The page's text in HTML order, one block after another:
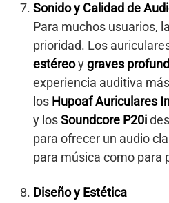
Sonido y Calidad de
Para muchos usuarios,
prioridad. Los
estéreoygraves
experiencia auditiva
los Hupoaf Auriculares
y losSoundcore P20i
para ofrecer un audio
para música como para
Diseño y Estética